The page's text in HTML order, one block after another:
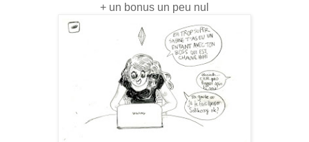
+ un bonus un peu nul